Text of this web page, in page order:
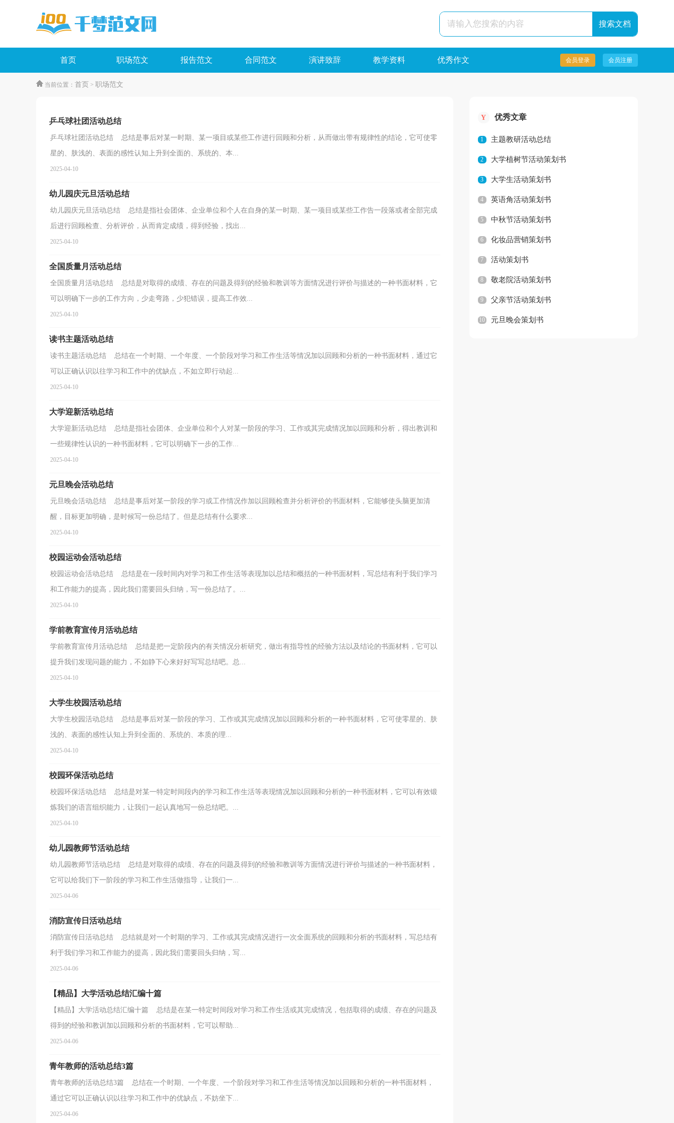
首页 职场范文 报告范文 合同范文 演讲致辞 教学资料 优秀作文 会员登录 会员注册
当前位置： 首页 > 职场范文
乒乓球社团活动总结
乒乓球社团活动总结 总结是事后对某一时期、某一项目或某些工作进行回顾和分析，从而做出带有规律性的结论，它可使零
星的、肤浅的、表面的感性认知上升到全面的、系统的、本...
2025-04-10
幼儿园庆元旦活动总结
幼儿园庆元旦活动总结 总结是指社会团体、企业单位和个人在自身的某一时期、某一项目或某些工作告一段落或者全部完成
后进行回顾检查、分析评价，从而肯定成绩，得到经验，找出...
2025-04-10
全国质量月活动总结
全国质量月活动总结 总结是对取得的成绩、存在的问题及得到的经验和教训等方面情况进行评价与描述的一种书面材料，它
可以明确下一步的工作方向，少走弯路，少犯错误，提高工作效...
2025-04-10
读书主题活动总结
读书主题活动总结 总结在一个时期、一个年度、一个阶段对学习和工作生活等情况加以回顾和分析的一种书面材料，通过它
可以正确认识以往学习和工作中的优缺点，不如立即行动起...
2025-04-10
大学迎新活动总结
大学迎新活动总结 总结是指社会团体、企业单位和个人对某一阶段的学习、工作或其完成情况加以回顾和分析，得出教训和
一些规律性认识的一种书面材料，它可以明确下一步的工作...
2025-04-10
元旦晚会活动总结
元旦晚会活动总结 总结是事后对某一阶段的学习或工作情况作加以回顾检查并分析评价的书面材料，它能够使头脑更加清
醒，目标更加明确，是时候写一份总结了。但是总结有什么要求...
2025-04-10
校园运动会活动总结
校园运动会活动总结 总结是在一段时间内对学习和工作生活等表现加以总结和概括的一种书面材料，写总结有利于我们学习
和工作能力的提高，因此我们需要回头归纳，写一份总结了。...
2025-04-10
学前教育宣传月活动总结
学前教育宣传月活动总结 总结是把一定阶段内的有关情况分析研究，做出有指导性的经验方法以及结论的书面材料，它可以
提升我们发现问题的能力，不如静下心来好好写写总结吧。总...
2025-04-10
大学生校园活动总结
大学生校园活动总结 总结是事后对某一阶段的学习、工作或其完成情况加以回顾和分析的一种书面材料，它可使零星的、肤
浅的、表面的感性认知上升到全面的、系统的、本质的理...
2025-04-10
校园环保活动总结
校园环保活动总结 总结是对某一特定时间段内的学习和工作生活等表现情况加以回顾和分析的一种书面材料，它可以有效锻
炼我们的语言组织能力，让我们一起认真地写一份总结吧。...
2025-04-10
幼儿园教师节活动总结
幼儿园教师节活动总结 总结是对取得的成绩、存在的问题及得到的经验和教训等方面情况进行评价与描述的一种书面材料，
它可以给我们下一阶段的学习和工作生活做指导，让我们一...
2025-04-06
消防宣传日活动总结
消防宣传日活动总结 总结就是对一个时期的学习、工作或其完成情况进行一次全面系统的回顾和分析的书面材料，写总结有
利于我们学习和工作能力的提高，因此我们需要回头归纳，写...
2025-04-06
【精品】大学活动总结汇编十篇
【精品】大学活动总结汇编十篇 总结是在某一特定时间段对学习和工作生活或其完成情况，包括取得的成绩、存在的问题及
得到的经验和教训加以回顾和分析的书面材料，它可以帮助...
2025-04-06
青年教师的活动总结3篇
青年教师的活动总结3篇 总结在一个时期、一个年度、一个阶段对学习和工作生活等情况加以回顾和分析的一种书面材料，
通过它可以正确认识以往学习和工作中的优缺点，不妨坐下...
2025-04-06
Y 优秀文章
1 主题教研活动总结
2 大学植树节活动策划书
3 大学生活动策划书
4 英语角活动策划书
5 中秋节活动策划书
6 化妆品营销策划书
7 活动策划书
8 敬老院活动策划书
9 父亲节活动策划书
10 元旦晚会策划书